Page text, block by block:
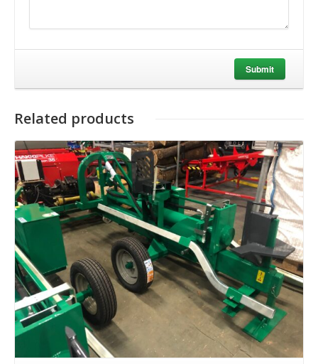
Submit
Related products